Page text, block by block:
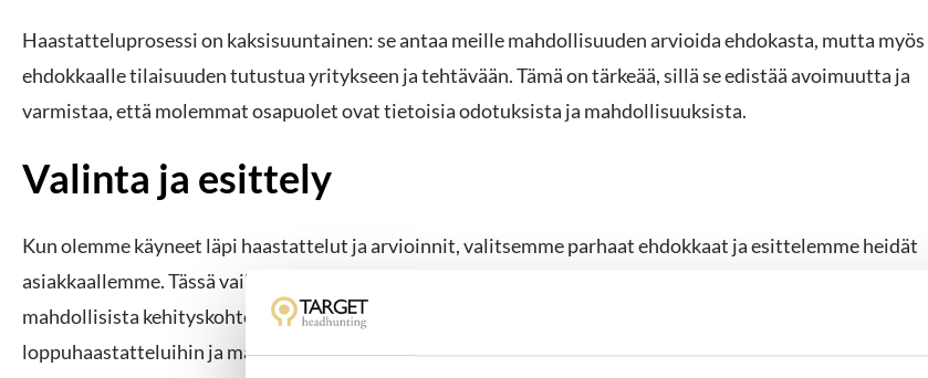
Haastatteluprosessi on kaksisuuntainen: se antaa meille mahdollisuuden arvioida ehdokasta, mutta myös
ehdokkaalle tilaisuuden tutustua yritykseen ja tehtävään. Tämä on tärkeää, sillä se edistää avoimuutta ja
varmistaa, että molemmat osapuolet ovat tietoisia odotuksista ja mahdollisuuksista.
Valinta ja esittely
Kun olemme käyneet läpi haastattelut ja arvioinnit, valitsemme parhaat ehdokkaat ja esittelemme heidät
asiakkaallemme. Tässä vaiheessa asiakas saa kattavan yhteenvedon kunkin ehdokkaan vahvuuksista ja
mahdollisista kehityskohteista. Asiakas tekee lopullisen päätöksen siitä, kenen kanssa haluaa edetä
loppuhaastatteluihin ja mahdollisesti työsopimuksen solmimiseen.